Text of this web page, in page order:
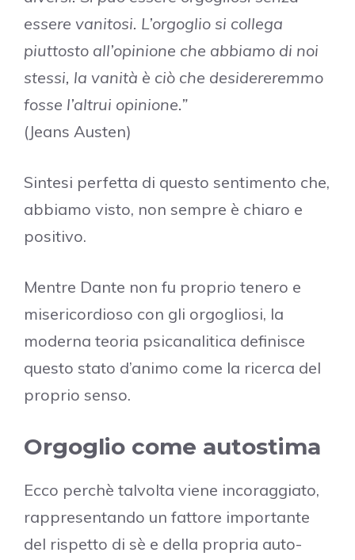
essere vanitosi. L’orgoglio si collega
piuttosto all’opinione che abbiamo di noi
stessi, la vanità è ciò che desidereremmo
fosse l’altrui opinione.”
(Jeans Austen)
Sintesi perfetta di questo sentimento che,
abbiamo visto, non sempre è chiaro e
positivo.
Mentre Dante non fu proprio tenero e
misericordioso con gli orgogliosi, la
moderna teoria psicanalitica definisce
questo stato d’animo come la ricerca del
proprio senso.
Orgoglio come autostima
Ecco perchè talvolta viene incoraggiato,
rappresentando un fattore importante
del rispetto di sè e della propria auto-